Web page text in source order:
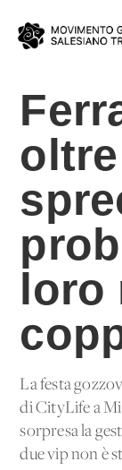
loro
La festa
di CityLife a
sorpresa la
due vip non è